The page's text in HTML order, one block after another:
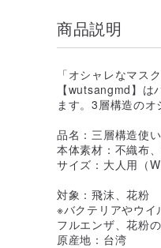
商品説明
「オシャレなマス
【wutsangmd】は
ます。3層構造のオ
品名：三層構造使
本体素材：不織布
サイズ：大人用（
対象：飛沫、花粉
※バクテリアやウイ
フルエンザ、花粉
原産地：台湾